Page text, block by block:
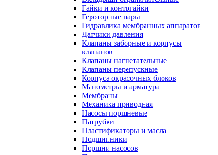
Гайки и контргайки
Героторные пары
Гидравлика мембранных аппаратов
Датчики давления
Клапаны заборные и корпусы
клапанов
Клапаны нагнетательные
Клапаны перепускные
Корпуса окрасочных блоков
Манометры и арматура
Мембраны
Механика приводная
Насосы поршневые
Патрубки
Пластификаторы и масла
Подшипники
Поршни насосов